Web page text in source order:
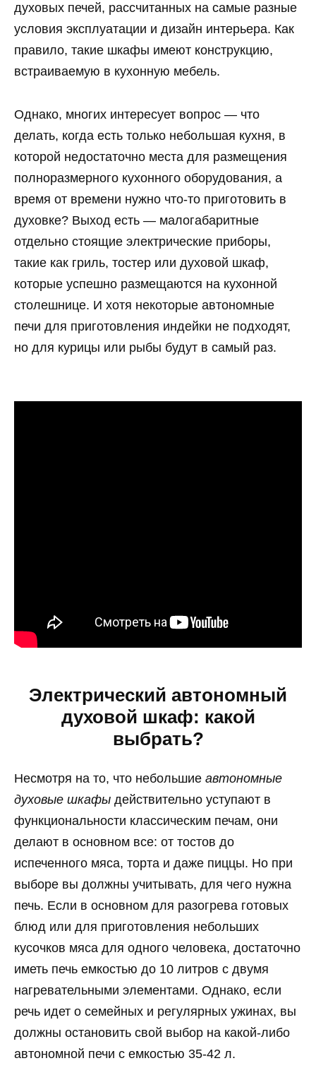
духовых печей, рассчитанных на самые разные
условия эксплуатации и дизайн интерьера. Как
правило, такие шкафы имеют конструкцию,
встраиваемую в кухонную мебель.
Однако, многих интересует вопрос — что
делать, когда есть только небольшая кухня, в
которой недостаточно места для размещения
полноразмерного кухонного оборудования, а
время от времени нужно что-то приготовить в
духовке? Выход есть — малогабаритные
отдельно стоящие электрические приборы,
такие как гриль, тостер или духовой шкаф,
которые успешно размещаются на кухонной
столешнице. И хотя некоторые автономные
печи для приготовления индейки не подходят,
но для курицы или рыбы будут в самый раз.
Электрический автономный
духовой шкаф: какой
выбрать?
Несмотря на то, что небольшие автономные
духовые шкафы действительно уступают в
функциональности классическим печам, они
делают в основном все: от тостов до
испеченного мяса, торта и даже пиццы. Но при
выборе вы должны учитывать, для чего нужна
печь. Если в основном для разогрева готовых
блюд или для приготовления небольших
кусочков мяса для одного человека, достаточно
иметь печь емкостью до 10 литров с двумя
нагревательными элементами. Однако, если
речь идет о семейных и регулярных ужинах, вы
должны остановить свой выбор на какой-либо
автономной печи с емкостью 35-42 л.